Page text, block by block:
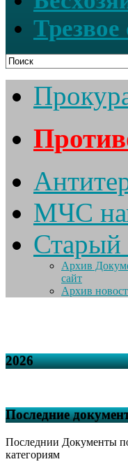
Трезвое
МЧС
Старый
Архив
сайт
Архив
2026
Последние
Последнии Документы
категориям